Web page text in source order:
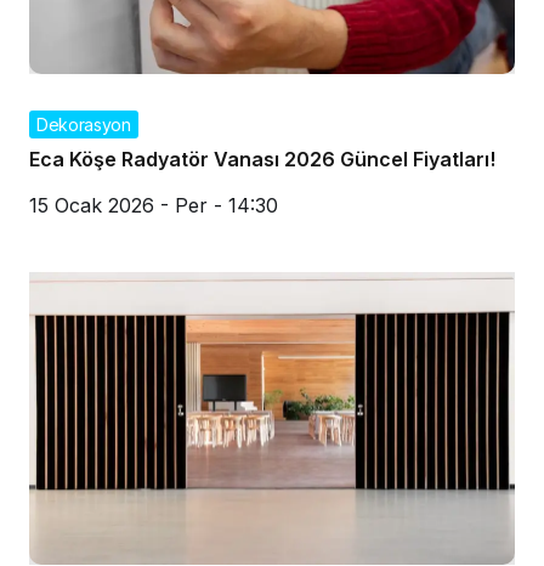
Dekorasyon
Eca Köşe Radyatör Vanası 2026 Güncel Fiyatları!
15 Ocak 2026 - Per - 14:30